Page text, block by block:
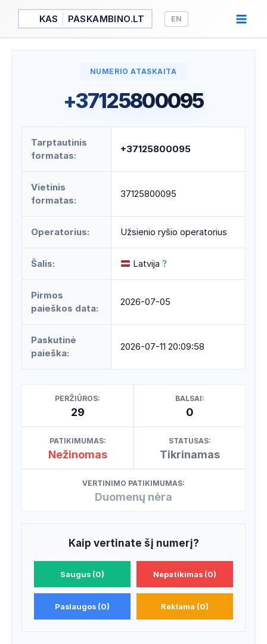
Pereiti
turinio
KAS PASKAMBINO.LT EN
NUMERIO ATASKAITA
+37125800095
Tarptautinis
formatas:
+37125800095
Vietinis
formatas:
37125800095
Operatorius: Užsienio ryšio operatorius
Šalis: Latvija?
Pirmos
paieškos data:
2026-07-05
Paskutinė
paieška:
2026-07-11 20:09:58
PERŽIŪROS:
29
BALSAI:
0
PATIKIMUMAS:
Nežinomas
STATUSAS:
Tikrinamas
VERTINIMO PATIKIMUMAS:
Duomenų nėra
Kaip vertinate šį numerį?
Saugus (0) Nepatikimas (0)
Paslaugos (0) Reklama (0)